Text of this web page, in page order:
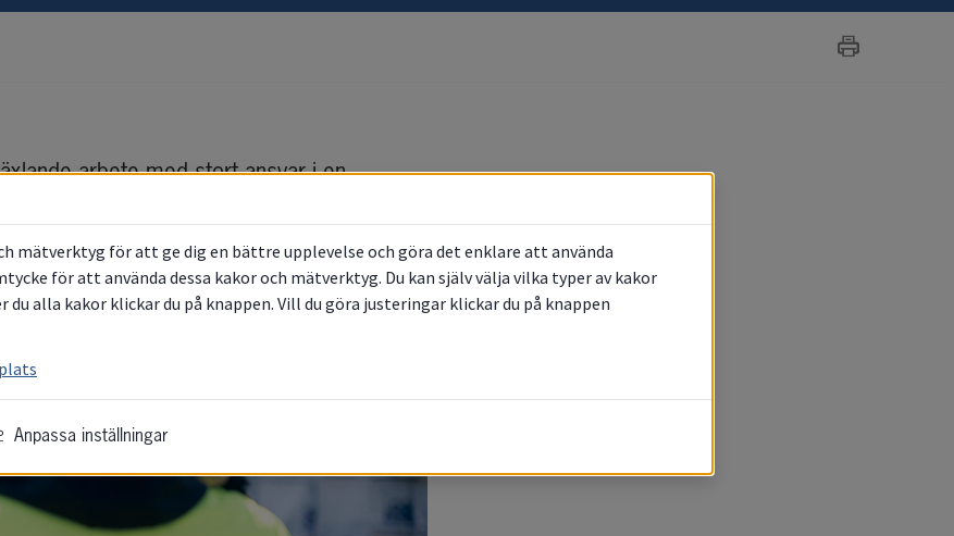
arbete med stort ansvar i en
Är du en ansvarsfull person med
vi söker.
mätverktyg för att ge dig en bättre upplevelse och göra det enklare att använda
för att använda dessa kakor och mätverktyg. Du kan själv välja vilka typer av kakor
du alla kakor klickar du på knappen. Vill du göra justeringar klickar du på knappen
Anpassa inställningar